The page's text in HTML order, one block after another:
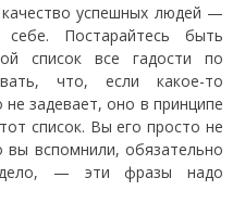
успешных людей —
Постарайтесь быть
список все гадости по
что, если какое-то
задевает, оно в принципе
список. Вы его просто не
вспомнили, обязательно
— эти фразы надо